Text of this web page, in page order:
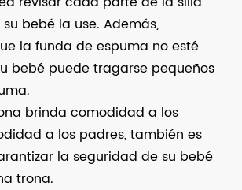
bebé la use. Además,
la funda de espuma no esté
bebé puede tragarse pequeños
brinda comodidad a los
a los padres, también es
la seguridad de su bebé
trona.